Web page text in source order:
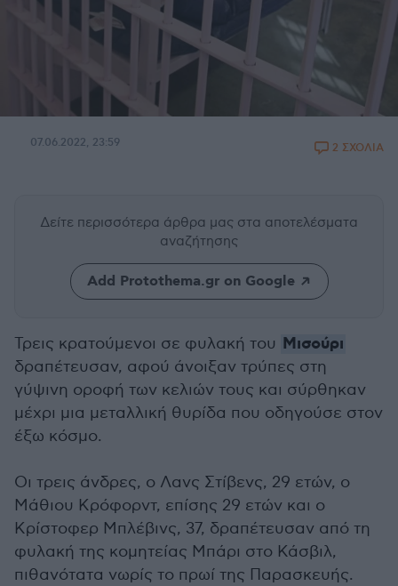
07.06.2022, 23:59 2 ΣΧΟΛΙΑ
Δείτε περισσότερα άρθρα μας στα αποτελέσματα
αναζήτησης
Add Protothema.gr on Google
Τρεις κρατούμενοι σε φυλακή του Μισούρι
δραπέτευσαν, αφού άνοιξαν τρύπες στη
γύψινη οροφή των κελιών τους και σύρθηκαν
μέχρι μια μεταλλική θυρίδα που οδηγούσε στον
έξω κόσμο.
Οι τρεις άνδρες, ο Λανς Στίβενς, 29 ετών, ο
Μάθιου Κρόφορντ, επίσης 29 ετών και ο
Κρίστοφερ Μπλέβινς, 37, δραπέτευσαν από τη
φυλακή της κομητείας Μπάρι στο Κάσβιλ,
πιθανότατα νωρίς το πρωί της Παρασκευής.